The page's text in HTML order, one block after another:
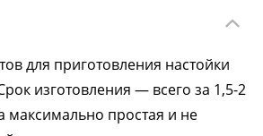
для приготовления настойки
изготовления — всего за 1,5-2
максимально простая и не